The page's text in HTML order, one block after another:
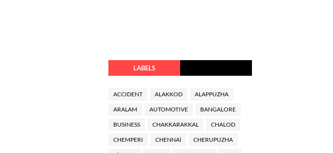
LABELS
ACCIDENT ALAKKOD ALAPPUZHA
ARALAM AUTOMOTIVE BANGALORE
BUSINESS CHAKKARAKKAL CHALOD
CHEMPERI CHENNAl CHERUPUZHA